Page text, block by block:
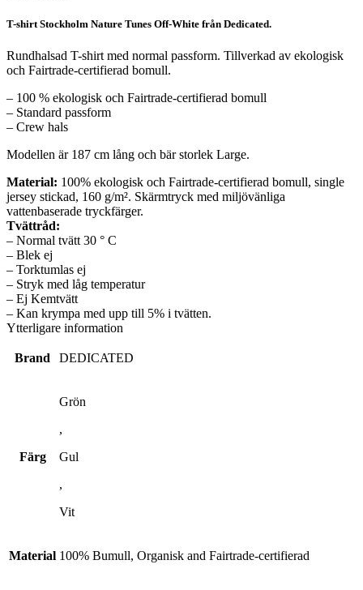
T-shirt Stockholm Nature Tunes Off-White från Dedicated.
Rundhalsad T-shirt med normal passform. Tillverkad av ekologisk
och Fairtrade-certifierad bomull.
– 100 % ekologisk och Fairtrade-certifierad bomull
– Standard passform
– Crew hals
Modellen är 187 cm lång och bär storlek Large.
Material: 100% ekologisk och Fairtrade-certifierad bomull, single
jersey stickad, 160 g/m². Skärmtryck med miljövänliga
vattenbaserade tryckfärger.
Tvättråd:
– Normal tvätt 30 ° C
– Blek ej
– Torktumlas ej
– Stryk med låg temperatur
– Ej Kemtvätt
– Kan krympa med upp till 5% i tvätten.
Ytterligare information
Brand DEDICATED
Färg
Grön
,
Gul
,
Vit
Material 100% Bumull, Organisk and Fairtrade-certifierad